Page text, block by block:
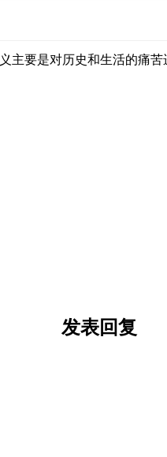
主要是对历史和生活的痛苦
发表回复